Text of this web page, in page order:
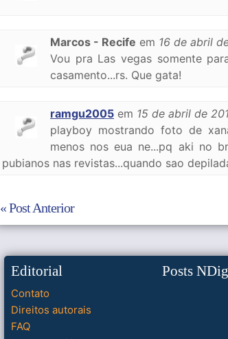
Marcos - Recife em 16 de abril
Vou pra Las vegas somente
casamento...rs. Que gata!
ramgu2005 em 15 de abril de
playboy mostrando foto de
menos nos eua ne...pq aki no
pubianos nas revistas...quando sao
« Post Anterior
Editorial
Contato
Direitos autorais
FAQ
Posts NDig